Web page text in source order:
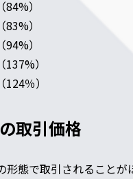
）
）
）
）
％）
取引価格
形態で取引されることが